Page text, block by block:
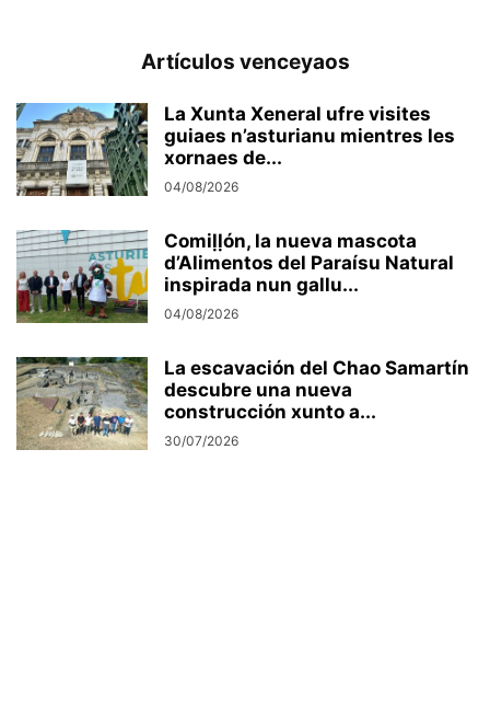
Artículos venceyaos
La Xunta Xeneral ufre visites
guiaes n’asturianu mientres les
xornaes de...
04/08/2026
Comiḷḷón, la nueva mascota
d’Alimentos del Paraísu Natural
inspirada nun gallu...
04/08/2026
La escavación del Chao Samartín
descubre una nueva
construcción xunto a...
30/07/2026